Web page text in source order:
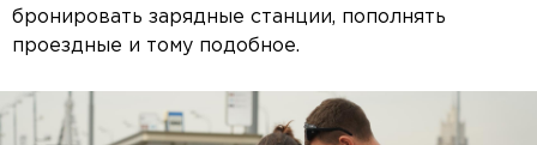
бронировать зарядные станции, пополнять
проездные и тому подобное.